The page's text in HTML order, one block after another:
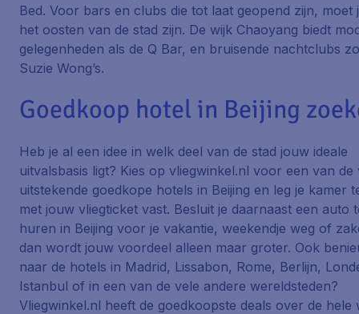
Bed. Voor bars en clubs die tot laat geopend zijn, moet
het oosten van de stad zijn. De wijk Chaoyang biedt
gelegenheden als de Q Bar, en bruisende nachtclubs
Suzie Wong’s.
Goedkoop hotel in Beijing
Heb je al een idee in welk deel van de stad jouw ideale
uitvalsbasis ligt? Kies op vliegwinkel.nl voor een van de
uitstekende goedkope hotels in Beijing en leg je kamer
met jouw vliegticket vast. Besluit je daarnaast een auto
huren in Beijing voor je vakantie, weekendje weg of
dan wordt jouw voordeel alleen maar groter. Ook
naar de hotels in Madrid, Lissabon, Rome, Berlijn,
Istanbul of in een van de vele andere wereldsteden?
Vliegwinkel.nl heeft de goedkoopste deals over de hele